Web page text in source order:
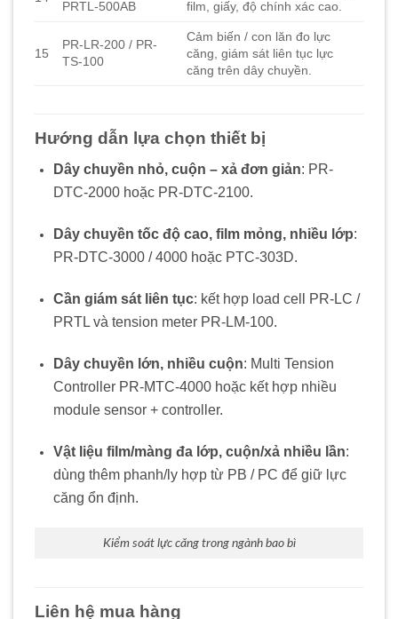
PRTL‑500AB
film, giấy, độ chính xác cao.
15
PR-LR-200 / PR-
TS-100
Cảm biến / con lăn đo lực
căng, giám sát liên tục lực
căng trên dây chuyền.
Hướng dẫn lựa chọn thiết bị
Dây chuyền nhỏ, cuộn – xả đơn giản: PR-
DTC-2000 hoặc PR-DTC-2100.
Dây chuyền tốc độ cao, film mỏng, nhiều lớp:
PR-DTC-3000 / 4000 hoặc PTC-303D.
Cần giám sát liên tục: kết hợp load cell PR-LC /
PRTL và tension meter PR-LM-100.
Dây chuyền lớn, nhiều cuộn: Multi Tension
Controller PR-MTC-4000 hoặc kết hợp nhiều
module sensor + controller.
Vật liệu film/màng đa lớp, cuộn/xả nhiều lần:
dùng thêm phanh/ly hợp từ PB / PC để giữ lực
căng ổn định.
Kiểm soát lực căng trong ngành bao bì
Liên hệ mua hàng